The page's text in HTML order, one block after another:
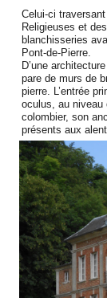
Celui-ci
Religieuses et
blanchisseries
Pont-de-Pierre.
D’une
pare de murs de
pierre. L’entrée
oculus, au niveau
colombier, son
présents aux